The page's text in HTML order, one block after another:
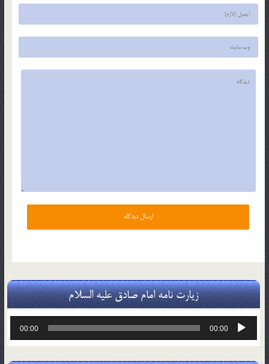
زیارت نامه امام صادق علیه السلام
پخش‌کننده
00:00
00:00